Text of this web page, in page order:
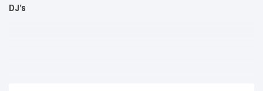
DJ’s